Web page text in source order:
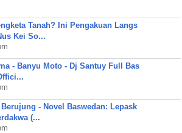
Tanah? Ini Pengakuan Langs
Kei So...
- Banyu Moto - Dj Santuy Full Bas
Berujung - Novel Baswedan: Lepask
(...